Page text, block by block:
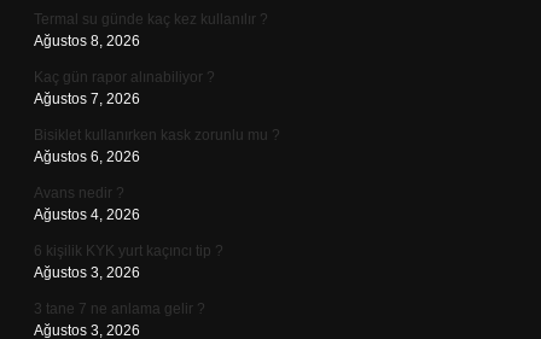
Termal su günde kaç kez kullanılır ?
Ağustos 8, 2026
Kaç gün rapor alınabiliyor ?
Ağustos 7, 2026
Bisiklet kullanırken kask zorunlu mu ?
Ağustos 6, 2026
Avans nedir ?
Ağustos 4, 2026
6 kişilik KYK yurt kaçıncı tip ?
Ağustos 3, 2026
3 tane 7 ne anlama gelir ?
Ağustos 3, 2026